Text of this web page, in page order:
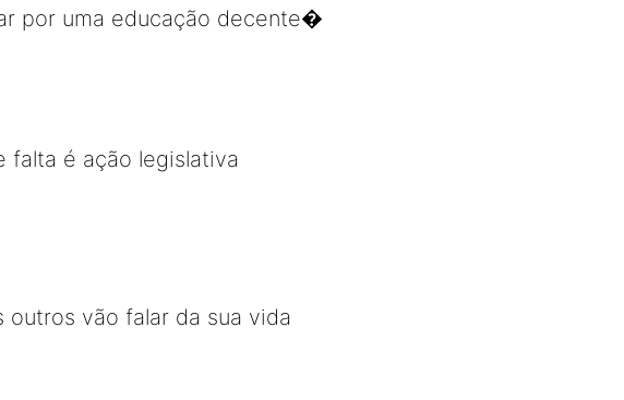
por uma educação decente�
falta é ação legislativa
vão falar da sua vida